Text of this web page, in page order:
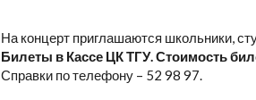
На концерт приглашаются школьники,
Билеты в Кассе ЦК ТГУ. Стоимость
Справки по телефону – 52 98 97.